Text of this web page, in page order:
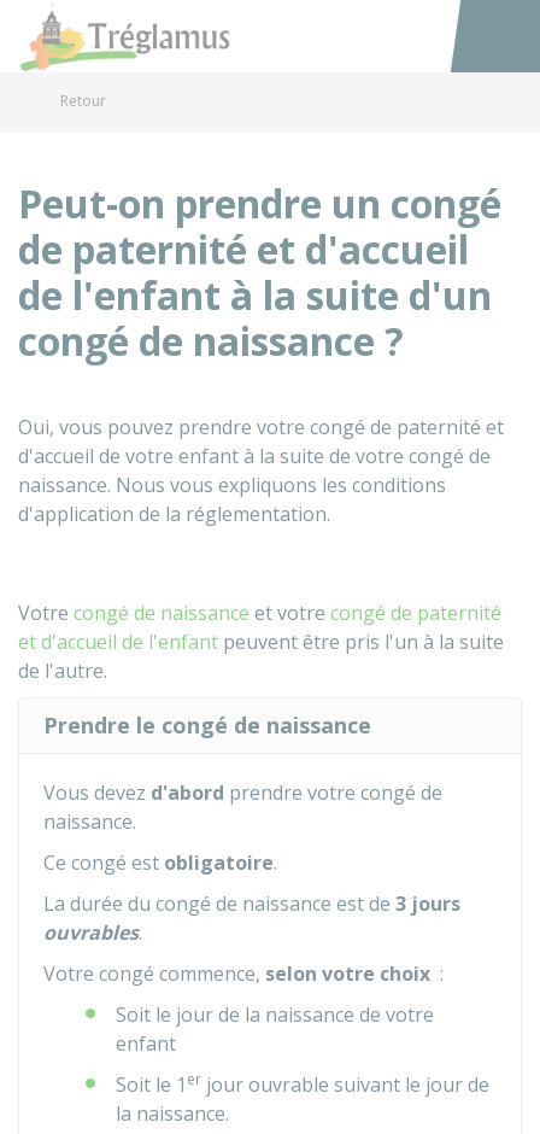
Accéder
Retour
Peut-on prendre un congé
de paternité et d'accueil
de l'enfant à la suite d'un
congé de naissance ?
Oui, vous pouvez prendre votre congé de paternité et
d'accueil de votre enfant à la suite de votre congé de
naissance. Nous vous expliquons les conditions
d'application de la réglementation.
Votre congé de naissance et votre congé de paternité
et d'accueil de l'enfant peuvent être pris l'un à la suite
de l'autre.
Prendre le congé de naissance
Vous devez d'abord prendre votre congé de
naissance.
Ce congé est obligatoire.
La durée du congé de naissance est de 3 jours
ouvrables.
Votre congé commence, selon votre choix :
Soit le jour de la naissance de votre
enfant
Soit le 1 er jour ouvrable suivant le jour de
la naissance.